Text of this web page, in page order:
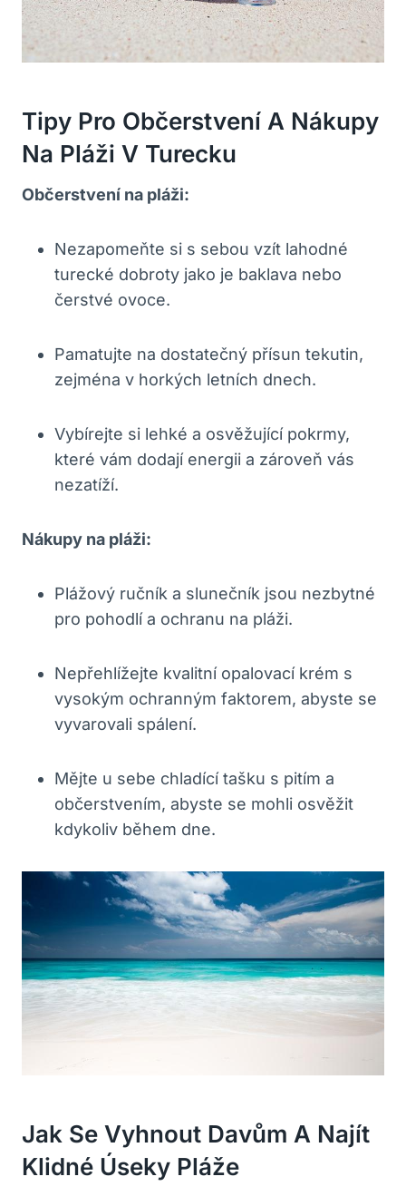
Tipy Pro Občerstvení A⁢ Nákupy
Na‍ Pláži ⁤v Turecku
Občerstvení na⁢ pláži:
Nezapomeňte si ⁣s sebou vzít lahodné
⁣turecké dobroty jako je ​baklava ⁣nebo
čerstvé‌ ovoce.
Pamatujte na dostatečný přísun tekutin,
zejména v​ horkých​ letních dnech.
Vybírejte si⁣ lehké a ‍osvěžující pokrmy,
které ⁤vám dodají energii ‍a‌ zároveň vás
nezatíží.
Nákupy na pláži:
Plážový ručník a slunečník jsou nezbytné‍
pro pohodlí a ochranu na pláži.
Nepřehlížejte ⁤kvalitní opalovací krém s
vysokým ⁢ochranným⁢ faktorem, abyste se
‌vyvarovali spálení.
Mějte u ⁣sebe​ chladící tašku s​ pitím a
občerstvením, abyste⁤ se mohli osvěžit
kdykoliv během dne.
Jak Se Vyhnout‌ Davům A ‍najít
Klidné⁢ Úseky Pláže